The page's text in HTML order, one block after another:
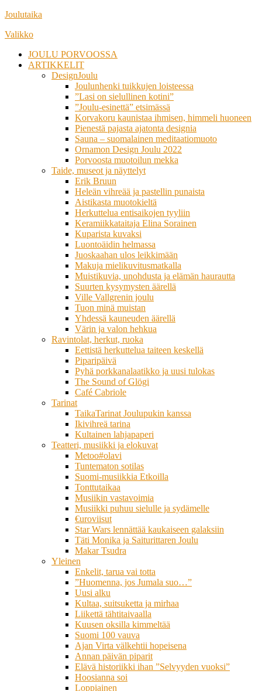
Siirry
sisältöön
Joulutaika
Valikko
JOULU PORVOOSSA
ARTIKKELIT
DesignJoulu
Joulunhenki tuikkujen loisteessa
”Lasi on sielullinen kotini”
”Joulu-esinettä” etsimässä
Korvakoru kaunistaa ihmisen, himmeli huoneen
Pienestä pajasta ajatonta designia
Sauna – suomalainen meditaatiomuoto
Ornamon Design Joulu 2022
Porvoosta muotoilun mekka
Taide, museot ja näyttelyt
Erik Bruun
Heleän vihreää ja pastellin punaista
Aistikasta muotokieltä
Herkuttelua entisaikojen tyyliin
Keramiikkataitaja Elina Sorainen
Kuparista kuvaksi
Luontoäidin helmassa
Juoskaahan ulos leikkimään
Makuja mielikuvitusmatkalla
Muistikuvia, unohdusta ja elämän haurautta
Suurten kysymysten äärellä
Ville Vallgrenin joulu
Tuon minä muistan
Yhdessä kauneuden äärellä
Värin ja valon hehkua
Ravintolat, herkut, ruoka
Eettistä herkuttelua taiteen keskellä
Piparipäivä
Pyhä porkkanalaatikko ja uusi tulokas
The Sound of Glögi
Café Cabriole
Tarinat
TaikaTarinat Joulupukin kanssa
Ikivihreä tarina
Kultainen lahjapaperi
Teatteri, musiikki ja elokuvat
Metoo#olavi
Tuntematon sotilas
Suomi-musiikkia Etkoilla
Tonttutaikaa
Musiikin vastavoimia
Musiikki puhuu sielulle ja sydämelle
€uroviisut
Star Wars lennättää kaukaiseen galaksiin
Täti Monika ja Saiturittaren Joulu
Makar Tsudra
Yleinen
Enkelit, tarua vai totta
”Huomenna, jos Jumala suo…”
Uusi alku
Kultaa, suitsuketta ja mirhaa
Liikettä tähtitaivaalla
Kuusen oksilla kimmeltää
Suomi 100 vauva
Ajan Virta välkehtii hopeisena
Annan päivän piparit
Elävä historiikki ihan ”Selvyyden vuoksi”
Hoosianna soi
Loppiainen